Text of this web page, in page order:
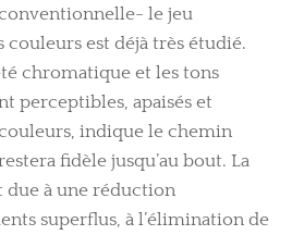
le jeu
est déjà très étudié.
chromatique et les tons
perceptibles, apaisés et
indique le chemin
fidèle jusqu’au bout. La
due à une réduction
superflus, à l’élimination de